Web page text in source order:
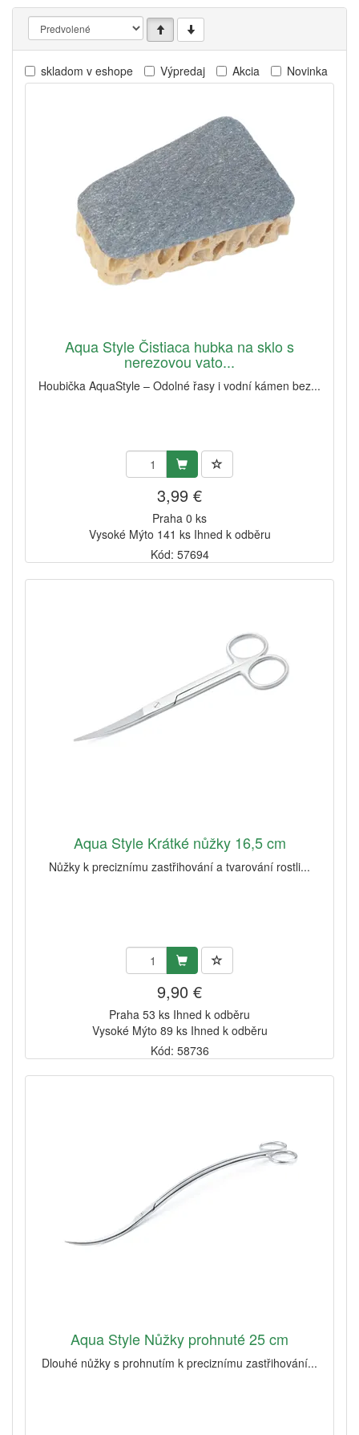
skladom v eshope Výpredaj Akcia Novinka
Aqua Style Čistiaca hubka na sklo s
nerezovou vato...
Houbička AquaStyle – Odolné řasy i vodní kámen bez...
3,99 €
Praha 0 ks
Vysoké Mýto 141 ks Ihned k odběru
Kód: 57694
Aqua Style Krátké nůžky 16,5 cm
Nůžky k preciznímu zastřihování a tvarování rostli...
9,90 €
Praha 53 ks Ihned k odběru
Vysoké Mýto 89 ks Ihned k odběru
Kód: 58736
Aqua Style Nůžky prohnuté 25 cm
Dlouhé nůžky s prohnutím k preciznímu zastřihování...